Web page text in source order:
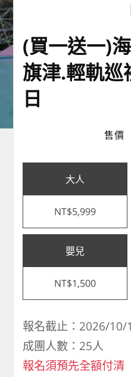
(買一送一)
旗津.輕軌巡
日
售價
大人
NT$5,999
嬰兒
NT$1,500
報名截止：2026/10/
成團人數：25人
報名須預先全額付清